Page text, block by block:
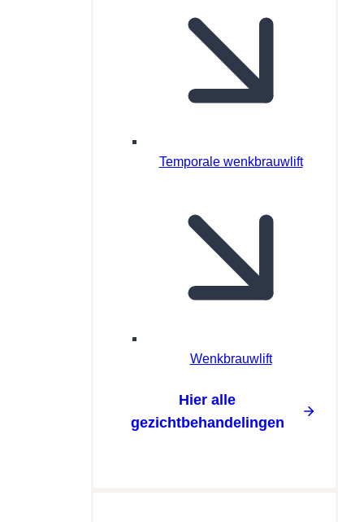
Temporale wenkbrauwlift
Wenkbrauwlift
Hier alle
gezichtbehandelingen